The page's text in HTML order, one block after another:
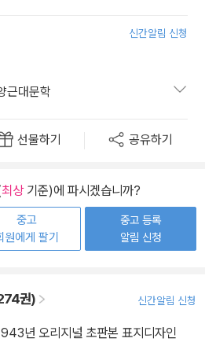
신간알림 신청
근대문학
선물하기 공유하기
최상기준)에 파시겠습니까?
중고
원에게 팔기
중고 등록
알림 신청
권) 신간알림 신청
년 오리지널 초판본 표지디자인